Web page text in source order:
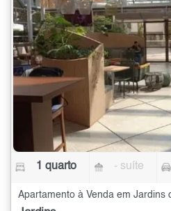
1 quarto - suíte
Apartamento à Venda em Jardins